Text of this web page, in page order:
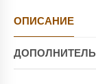
ОПИСАНИЕ